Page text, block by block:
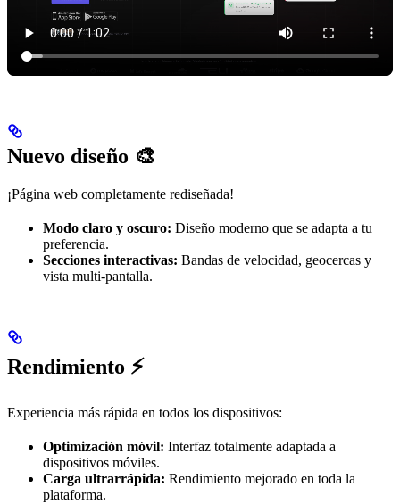
Nuevo diseño 🎨
¡Página web completamente rediseñada!
Modo claro y oscuro: Diseño moderno que se adapta a tu
preferencia.
Secciones interactivas: Bandas de velocidad, geocercas y
vista multi-pantalla.
Rendimiento ⚡
Experiencia más rápida en todos los dispositivos:
Optimización móvil: Interfaz totalmente adaptada a
dispositivos móviles.
Carga ultrarrápida: Rendimiento mejorado en toda la
plataforma.